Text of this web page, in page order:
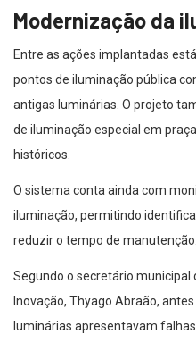
Modernização da
Entre as ações implantadas
pontos de iluminação pública
antigas luminárias. O projeto
de iluminação especial em
históricos.
O sistema conta ainda com
iluminação, permitindo
reduzir o tempo de manutenção.
Segundo o secretário municipal
Inovação, Thyago Abraão,
luminárias apresentavam